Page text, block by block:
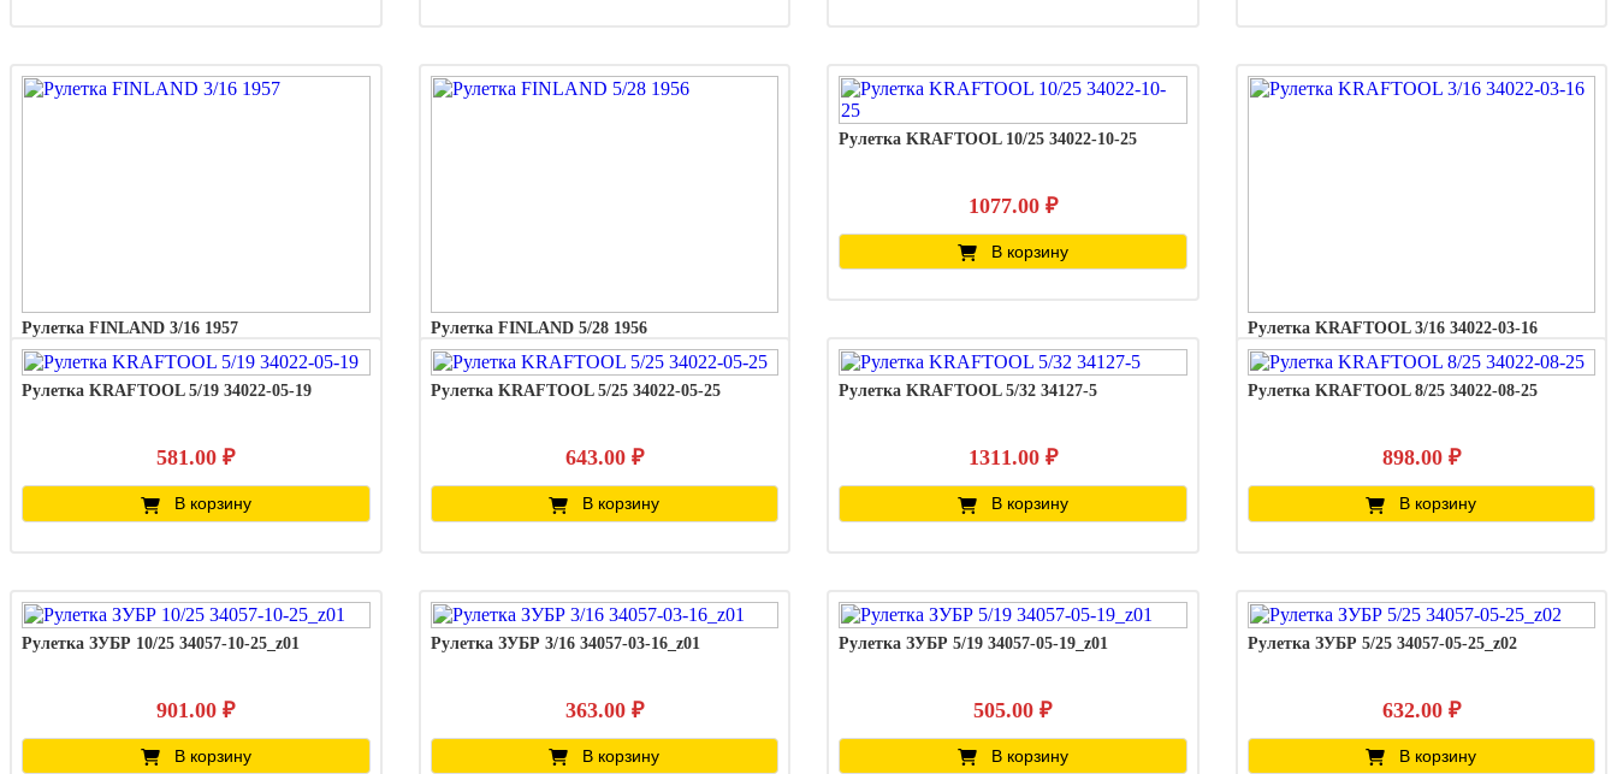
Рулетка FINLAND 3/16 1957
566.00 ₽
Рулетка FINLAND 5/28 1956
916.00 ₽
Рулетка KRAFTOOL 10/25 34022-10-25
1077.00 ₽
В корзину
Рулетка KRAFTOOL 3/16 34022-03-16
418.00 ₽
Рулетка KRAFTOOL 5/19 34022-05-19
581.00 ₽
В корзину
Рулетка KRAFTOOL 5/25 34022-05-25
643.00 ₽
В корзину
Рулетка KRAFTOOL 5/32 34127-5
1311.00 ₽
В корзину
Рулетка KRAFTOOL 8/25 34022-08-25
898.00 ₽
В корзину
Рулетка ЗУБР 10/25 34057-10-25_z01
901.00 ₽
В корзину
Рулетка ЗУБР 3/16 34057-03-16_z01
363.00 ₽
В корзину
Рулетка ЗУБР 5/19 34057-05-19_z01
505.00 ₽
В корзину
Рулетка ЗУБР 5/25 34057-05-25_z02
632.00 ₽
В корзину